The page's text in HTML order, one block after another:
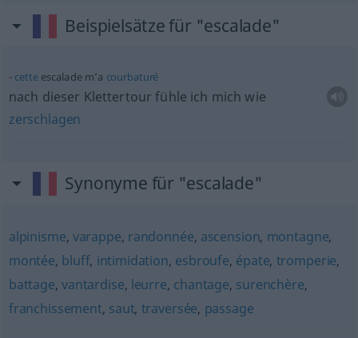
Beispielsätze für "escalade"
cetteescalade m’a courbaturé
nach dieser Klettertour fühle ich mich wie
zerschlagen
Synonyme für "escalade"
alpinisme, varappe, randonnée, ascension, montagne,
montée, bluff, intimidation, esbroufe, épate, tromperie,
battage,vantardise, leurre, chantage, surenchère,
franchissement, saut, traversée, passage